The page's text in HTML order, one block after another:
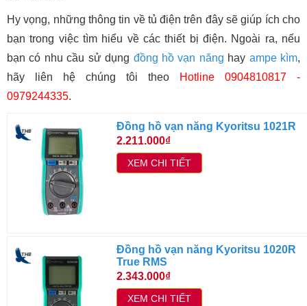
Hy vọng, những thông tin về tủ điện trên đây sẽ giúp ích cho
bạn trong việc tìm hiểu về các thiết bị điện. Ngoài ra, nếu
bạn có nhu cầu sử dụng đồng hồ vạn năng hay ampe kìm,
hãy liên hệ chúng tôi theo Hotline 0904810817 -
0979244335.
Đồng hồ vạn năng Kyoritsu 1021R
2.211.000₫
XEM CHI TIẾT
Đồng hồ vạn năng Kyoritsu 1020R
True RMS
2.343.000₫
XEM CHI TIẾT